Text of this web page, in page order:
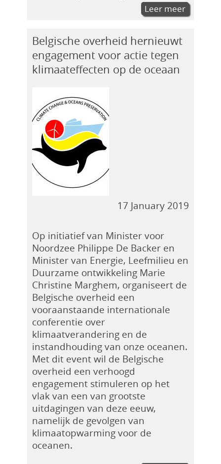
Leer meer
Belgische overheid hernieuwt
engagement voor actie tegen
klimaateffecten op de oceaan
17 January 2019
Op initiatief van Minister voor
Noordzee Philippe De Backer en
Minister van Energie, Leefmilieu en
Duurzame ontwikkeling Marie
Christine Marghem, organiseert de
Belgische overheid een
vooraanstaande internationale
conferentie over
klimaatverandering en de
instandhouding van onze oceanen.
Met dit event wil de Belgische
overheid een verhoogd
engagement stimuleren op het
vlak van een van grootste
uitdagingen van deze eeuw,
namelijk de gevolgen van
klimaatopwarming voor de
oceanen.